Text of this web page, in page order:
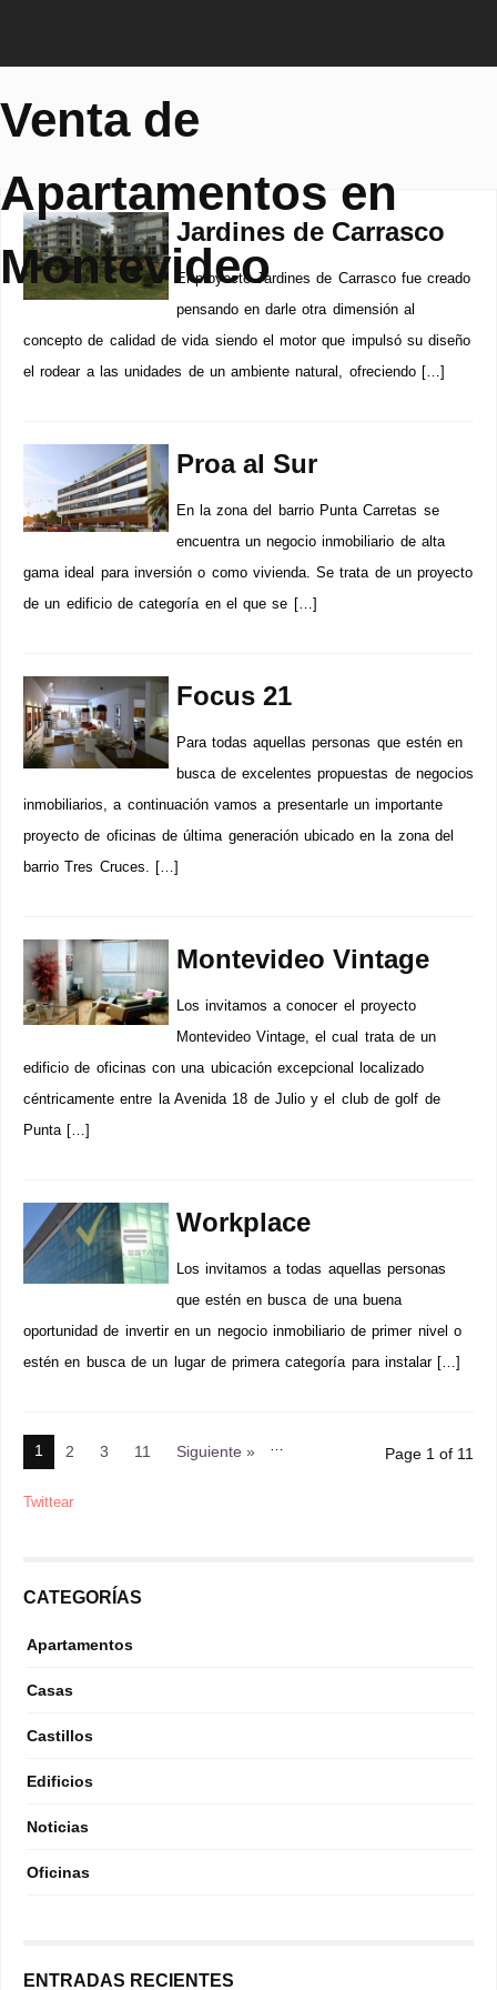
Venta de
Apartamentos en
Montevideo
Jardines de Carrasco
El proyecto Jardines de Carrasco fue creado
pensando en darle otra dimensión al
concepto de calidad de vida siendo el motor que impulsó su diseño
el rodear a las unidades de un ambiente natural, ofreciendo […]
Proa al Sur
En la zona del barrio Punta Carretas se
encuentra un negocio inmobiliario de alta
gama ideal para inversión o como vivienda. Se trata de un proyecto
de un edificio de categoría en el que se […]
Focus 21
Para todas aquellas personas que estén en
busca de excelentes propuestas de negocios
inmobiliarios, a continuación vamos a presentarle un importante
proyecto de oficinas de última generación ubicado en la zona del
barrio Tres Cruces. […]
Montevideo Vintage
Los invitamos a conocer el proyecto
Montevideo Vintage, el cual trata de un
edificio de oficinas con una ubicación excepcional localizado
céntricamente entre la Avenida 18 de Julio y el club de golf de
Punta […]
Workplace
Los invitamos a todas aquellas personas
que estén en busca de una buena
oportunidad de invertir en un negocio inmobiliario de primer nivel o
estén en busca de un lugar de primera categoría para instalar […]
1 2 3 …
11 Siguiente » Page 1 of 11
Twittear
CATEGORÍAS
Apartamentos
Casas
Castillos
Edificios
Noticias
Oficinas
ENTRADAS RECIENTES